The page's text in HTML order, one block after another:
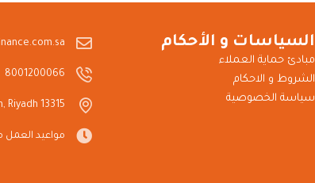
السياسات و الأحكام
مبادئ حماية العملاء
الشروط و الاحكام
سياسة الخصوصية
8001200066
Riyadh 13315
مواعيد العمل من